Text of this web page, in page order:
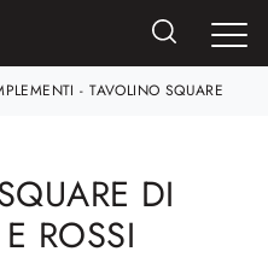
-TAVOLINO SQUARE
DI
ROSSI